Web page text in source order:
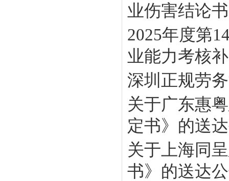
业伤害结论
2025年度第
业能力考核
深圳正规劳
关于广东惠
定书》的送
关于上海同
书》的送达